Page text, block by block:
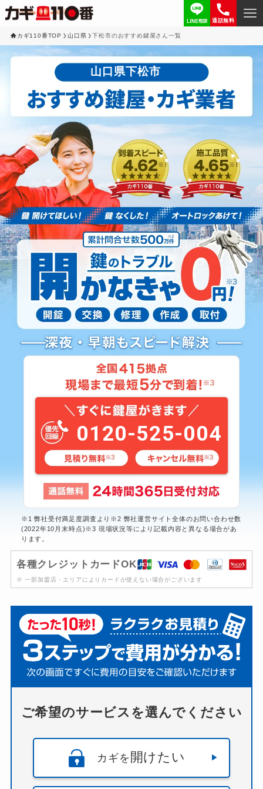
通話無料
カギ110番TOP 山口県 下松市のおすすめ鍵屋さん一覧
山口県下松市
0120-525-004
※1 弊社受付満足度調査より※2 弊社運営サイト全体のお問い合わせ数
(2022年10月末時点)※3 現場状況等により記載内容と異なる場合があ
ります。
各種クレジットカードOK
※ 一部加盟店・エリアによりカードが使えない場合がございます
ご希望のサービスを選んでください
カギを 開けたい